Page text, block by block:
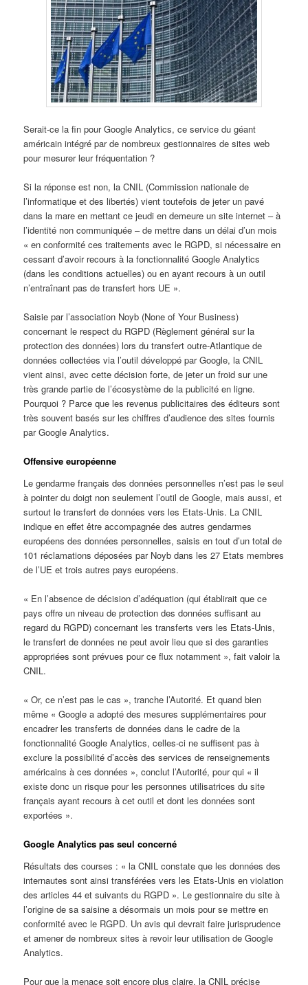
Serait-ce la fin pour Google Analytics, ce service du géant
américain intégré par de nombreux gestionnaires de sites web
pour mesurer leur fréquentation ?
Si la réponse est non, la CNIL (Commission nationale de
l’informatique et des libertés) vient toutefois de jeter un pavé
dans la mare en mettant ce jeudi en demeure un site internet – à
l’identité non communiquée – de mettre dans un délai d’un mois
« en conformité ces traitements avec le RGPD, si nécessaire en
cessant d’avoir recours à la fonctionnalité Google Analytics
(dans les conditions actuelles) ou en ayant recours à un outil
n’entraînant pas de transfert hors UE ».
Saisie par l’association Noyb (None of Your Business)
concernant le respect du RGPD (Règlement général sur la
protection des données) lors du transfert outre-Atlantique de
données collectées via l’outil développé par Google, la CNIL
vient ainsi, avec cette décision forte, de jeter un froid sur une
très grande partie de l’écosystème de la publicité en ligne.
Pourquoi ? Parce que les revenus publicitaires des éditeurs sont
très souvent basés sur les chiffres d’audience des sites fournis
par Google Analytics.
Offensive européenne
Le gendarme français des données personnelles n’est pas le seul
à pointer du doigt non seulement l’outil de Google, mais aussi, et
surtout le transfert de données vers les Etats-Unis. La CNIL
indique en effet être accompagnée des autres gendarmes
européens des données personnelles, saisis en tout d’un total de
101 réclamations déposées par Noyb dans les 27 Etats membres
de l’UE et trois autres pays européens.
« En l’absence de décision d’adéquation (qui établirait que ce
pays offre un niveau de protection des données suffisant au
regard du RGPD) concernant les transferts vers les Etats-Unis,
le transfert de données ne peut avoir lieu que si des garanties
appropriées sont prévues pour ce flux notamment », fait valoir la
CNIL.
« Or, ce n’est pas le cas », tranche l’Autorité. Et quand bien
même « Google a adopté des mesures supplémentaires pour
encadrer les transferts de données dans le cadre de la
fonctionnalité Google Analytics, celles-ci ne suffisent pas à
exclure la possibilité d’accès des services de renseignements
américains à ces données », conclut l’Autorité, pour qui « il
existe donc un risque pour les personnes utilisatrices du site
français ayant recours à cet outil et dont les données sont
exportées ».
Google Analytics pas seul concerné
Résultats des courses : « la CNIL constate que les données des
internautes sont ainsi transférées vers les Etats-Unis en violation
des articles 44 et suivants du RGPD ». Le gestionnaire du site à
l’origine de sa saisine a désormais un mois pour se mettre en
conformité avec le RGPD. Un avis qui devrait faire jurisprudence
et amener de nombreux sites à revoir leur utilisation de Google
Analytics.
Pour que la menace soit encore plus claire, la CNIL précise